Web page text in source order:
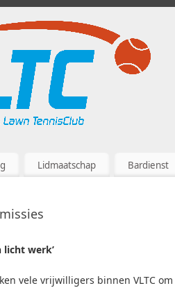
Lidmaatschap Bardienst
licht werk’
vele vrijwilligers binnen VLTC